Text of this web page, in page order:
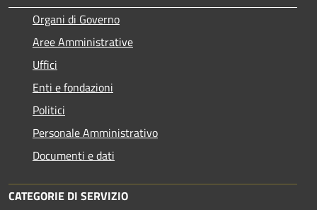
Organi di Governo
Aree Amministrative
Uffici
Enti e fondazioni
Politici
Personale Amministrativo
Documenti e dati
CATEGORIE DI SERVIZIO